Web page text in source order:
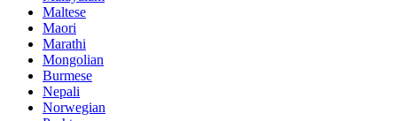
Maltese
Maori
Marathi
Mongolian
Burmese
Nepali
Norwegian